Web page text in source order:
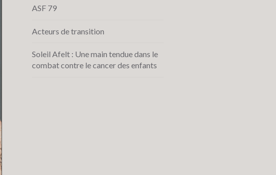
ASF 79
Acteurs de transition
Soleil Afelt : Une main tendue dans le
combat contre le cancer des enfants